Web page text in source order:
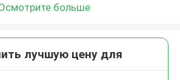
больше
лучшую цену для